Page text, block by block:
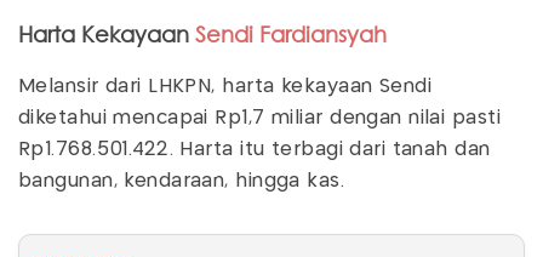
Harta Kekayaan Sendi Fardiansyah
Melansir dari LHKPN, harta kekayaan Sendi
diketahui mencapai Rp1,7 miliar dengan nilai pasti
Rp1.768.501.422. Harta itu terbagi dari tanah dan
bangunan, kendaraan, hingga kas.